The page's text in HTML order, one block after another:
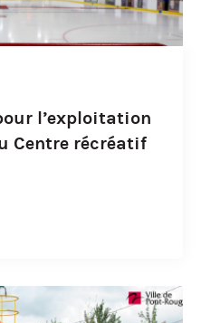
l’exploitation
Centre récréatif